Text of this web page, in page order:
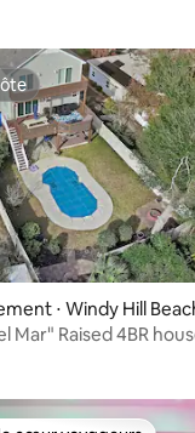
la base de 26
⋅ Windy Hill
Mar" Raised 4BR